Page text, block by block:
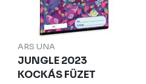
ARS UNA
JUNGLE 2023
KOCKÁS FÜZET